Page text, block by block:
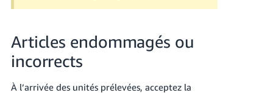
Articles endommagés ou
incorrects
À l’arrivée des unités prélevées, acceptez la